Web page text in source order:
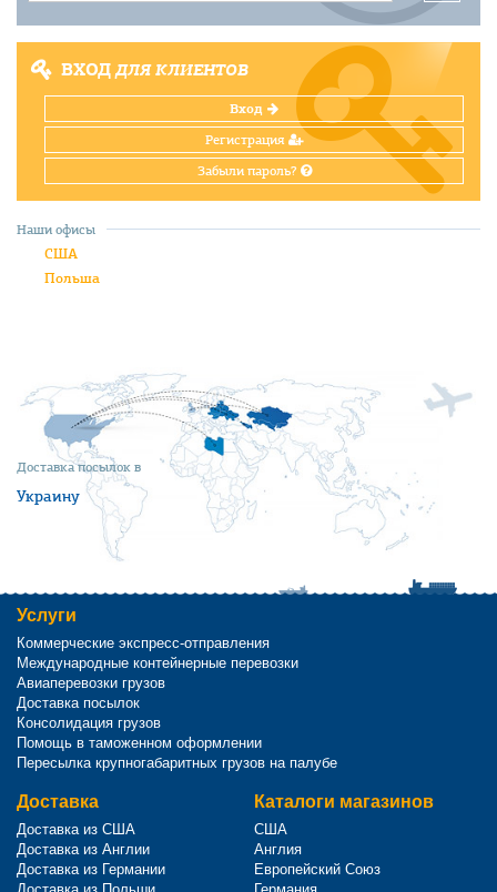
ВХОДДЛЯ КЛИЕНТОВ
Вход
Регистрация
Забыли пароль?
Доставка посылок в
Украину
Наши офисы
США
Польша
Услуги
Коммерческие экспресс-отправления
Международные контейнерные перевозки
Авиаперевозки грузов
Доставка посылок
Консолидация грузов
Помощь в таможенном оформлении
Пересылка крупногабаритных грузов на палубе
Доставка
Доставка из США
Доставка из Англии
Доставка из Германии
Каталоги магазинов
США
Англия
Европейский Союз